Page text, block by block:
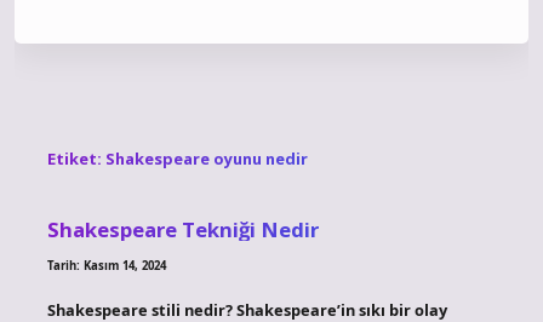
Etiket: Shakespeare oyunu nedir
Shakespeare Tekniği Nedir
Tarih: Kasım 14, 2024
Shakespeare stili nedir? Shakespeare’in sıkı bir olay